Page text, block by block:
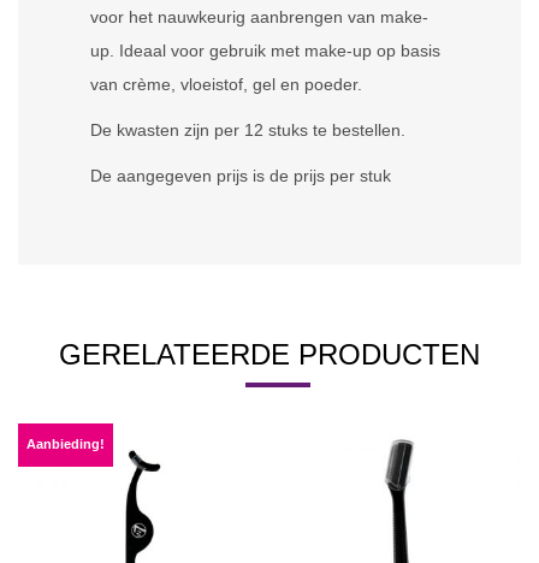
voor het nauwkeurig aanbrengen van make-
up. Ideaal voor gebruik met make-up op basis
van crème, vloeistof, gel en poeder.
De kwasten zijn per 12 stuks te bestellen.
De aangegeven prijs is de prijs per stuk
GERELATEERDE PRODUCTEN
Aanbieding!